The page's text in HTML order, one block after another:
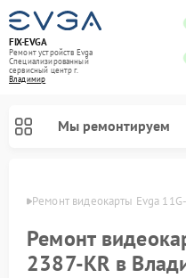
FIX-EVGA
Ремонт устройств Evga
Специализированный
cервисный центр г.
Владимир
Мы ремонтируем
Ремонт видеокарты Evga
Ремонт
2387-KR в